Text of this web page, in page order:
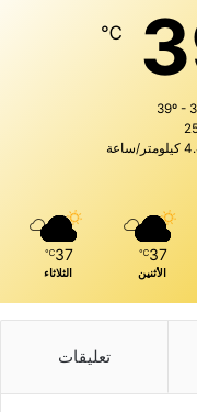
℃
ساعة
37
℃
الأثنين
37
℃
الثلاثاء
تعليقات